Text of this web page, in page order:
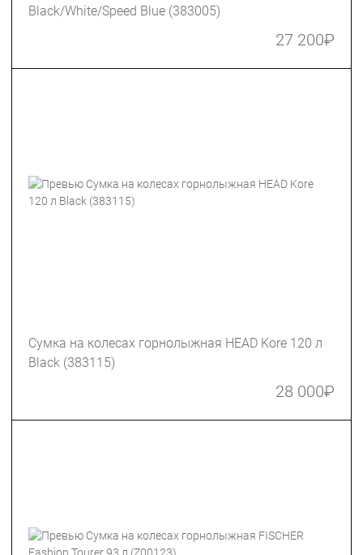
Black/White/Speed Blue (383005)
27 200₽
Сумка на колесах горнолыжная HEAD Kore 120 л
Black (383115)
28 000₽